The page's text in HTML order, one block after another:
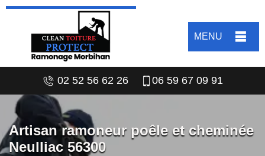
MENU
02 52 56 62 26 06 59 67 09 91
Artisan ramoneur poêle et cheminée
Neulliac 56300